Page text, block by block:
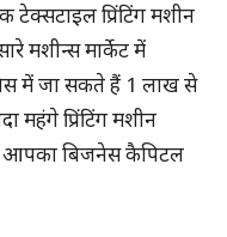
टेक्सटाइल प्रिंटिंग मशीन
मशीन्स मार्केट में
में जा सकते हैं 1 लाख से
प्रिंटिंग मशीन
आपका बिजनेस कैपिटल